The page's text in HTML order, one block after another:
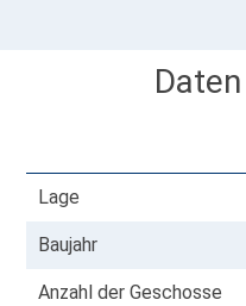
Lage
Baujahr
Anzahl der Geschosse